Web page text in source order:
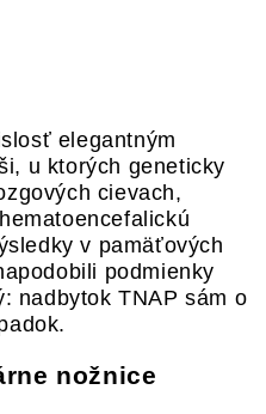
elegantným
u ktorých geneticky
cievach,
v pamäťových
podmienky
nadbytok TNAP sám o
nožnice